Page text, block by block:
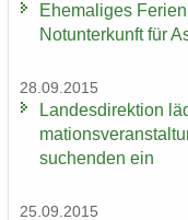
Ehe­ma­li­ges
Not­un­ter­kunft für
28.09.2015
Lan­des­di­rek­ti­on
su­chen­den ein
25.09.2015